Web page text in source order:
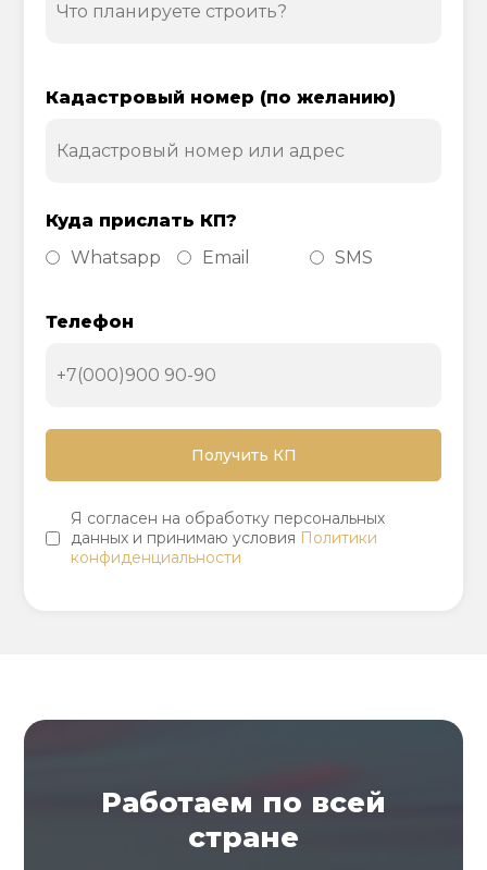
Кадастровый номер (по желанию)
Куда прислать КП?
Whatsapp
Email SMS
Телефон
Я согласен на обработку персональных
данных и принимаю условия Политики
конфиденциальности
Работаем по всей
стране